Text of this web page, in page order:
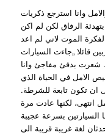
وانا استرجع ذكريات
الرفاق لكن لم اكن
الموت لاني لم اعد
قائلا „جاءت السيارات
شعرت بدفئ مفاجئ وانا
الامل في الحياة الذي
ان تكون تابعة للشرطة.
لكنها عادت مرة
السيارتين بسرعة عجيبة
لغة غريبة قريبة الى